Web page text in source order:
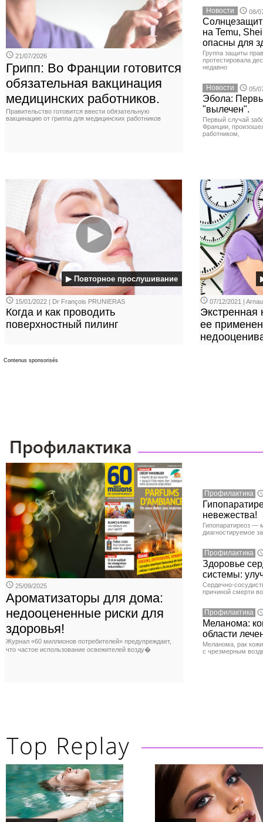
21/07/2026
Грипп: Во Франции готовится
обязательная вакцинация
медицинских работников.
Правительство готовится ввести обязательную
вакцинацию от гриппа для медицинских работников
Новости 08/
на Temu,
опасны для
Группа защиты
протестировала
недавно
Новости 05/
Эбола:
"вылечен".
Первый случай
Франции,
работником,
▶ Повторное прослушивание
15/01/2022 | Dr François PRUNIERAS
Когда и как проводить
поверхностный пилинг
07/12/2021 |
Экстренная
ее
Contenus sponsorisés
25/09/2025
Ароматизаторы для дома:
недооцененные риски для
здоровья!
Журнал «60 миллионов потребителей» предупреждает,
что частое использование освежителей возду�
Профилактика
невежества!
Гипопаратиреоз —
диагностируемое
Профилактика
Здоровье
системы:
Сердечно-
причиной смерти
Профилактика
Меланома:
области
Меланома, рак
с чрезмерным